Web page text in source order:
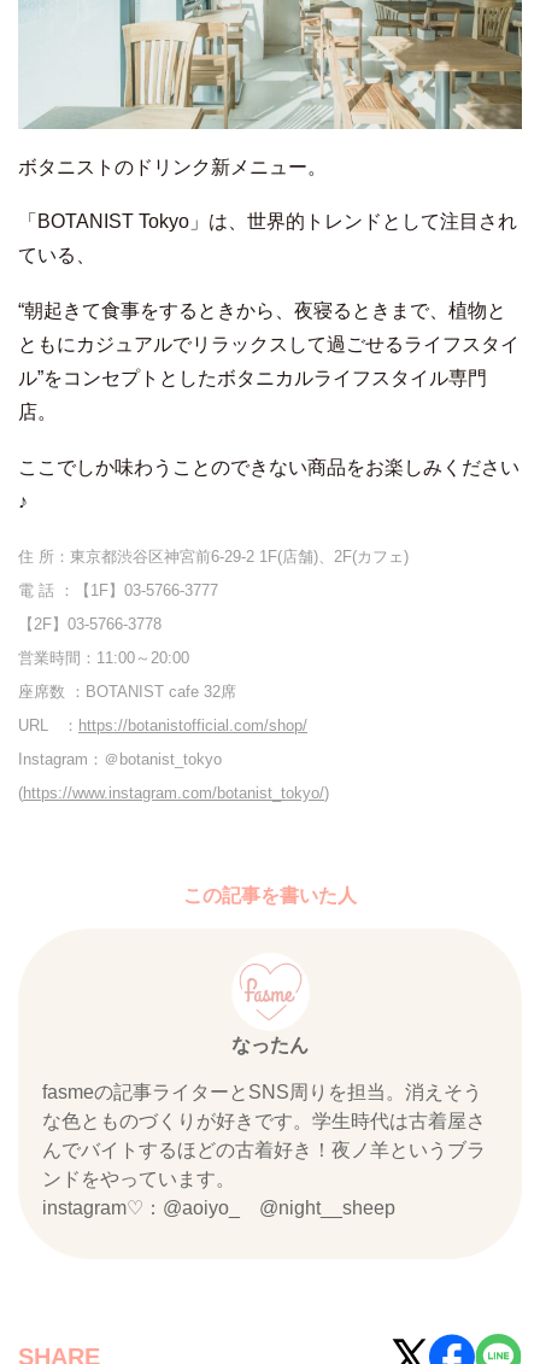
ボタニストのドリンク新メニュー。
「BOTANIST Tokyo」は、世界的トレンドとして注目され
ている、
“朝起きて食事をするときから、夜寝るときまで、植物と
ともにカジュアルでリラックスして過ごせるライフスタイ
ル”をコンセプトとしたボタニカルライフスタイル専門
店。
ここでしか味わうことのできない商品をお楽しみください
♪
住 所：東京都渋谷区神宮前6-29-2 1F(店舗)、2F(カフェ)
電 話 ：【1F】03-5766-3777
【2F】03-5766-3778
営業時間：11:00～20:00
座席数 ：BOTANIST cafe 32席
URL ： https://botanistofficial.com/shop/
Instagram：＠botanist_tokyo
(https://www.instagram.com/botanist_tokyo/)
この記事を書いた人
なったん
fasmeの記事ライターとSNS周りを担当。消えそう
な色とものづくりが好きです。学生時代は古着屋さ
んでバイトするほどの古着好き！夜ノ羊というブラ
ンドをやっています。
instagram♡：@aoiyo_ @night__sheep
SHARE